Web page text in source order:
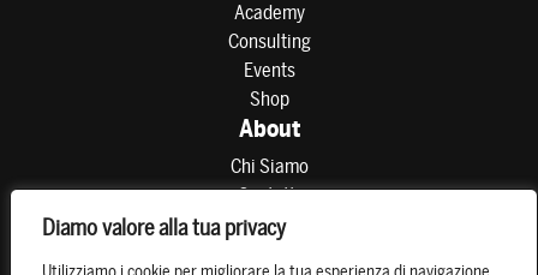
Diamo valore alla tua privacy
Academy
Consulting
Events
Shop
About
Chi Siamo
Contatti
Partner